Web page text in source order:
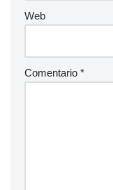
Web
Comentario *